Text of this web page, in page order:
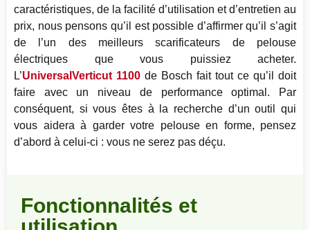
caractéristiques, de la facilité d’utilisation et d’entretien au
prix, nous pensons qu’il est possible d’affirmer qu’il s’agit
de l’un des meilleurs scarificateurs de pelouse
électriques que vous puissiez acheter.
L’UniversalVerticut 1100 de Bosch fait tout ce qu’il doit
faire avec un niveau de performance optimal. Par
conséquent, si vous êtes à la recherche d’un outil qui
vous aidera à garder votre pelouse en forme, pensez
d’abord à celui-ci : vous ne serez pas déçu.
Fonctionnalités et